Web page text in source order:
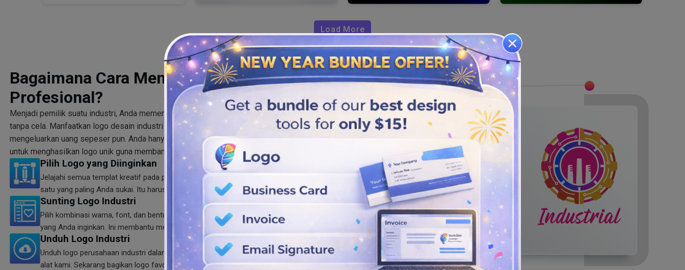
Load More
Bagaimana Cara Membuat Logo Industri
Profesional?
Menjadi pemilik suatu industri, Anda memerlukan logo yang menawan, profesional, dan
tanpa cela. Manfaatkan logo desain industri siap pakai untuk meluncurkan merek Anda tanpa
mengeluarkan uang sepeser pun. Anda hanya perlu mengikuti beberapa langkah penting
untuk menghasilkan logo unik guna membangun identitas merek yang kuat.
Pilih Logo yang Diinginkan
Jelajahi semua templat kreatif pada pembuat logo industri kami untuk memilih salah
satu yang paling Anda sukai. Itu harus selaras dengan merek Anda.
Sunting Logo Industri
Pilih kombinasi warna, font, dan bentuk yang tepat untuk mendapatkan tampilan logo
yang Anda inginkan. Ini membantu mempromosikan merek Anda dengan cepat.
Unduh Logo Industri
Unduh logo perusahaan industri dalam format SVG, PNG, dan JPG berkualitas tinggi dari
alat kami. Sekarang bagikan logo favorit Anda dengan orang lain.